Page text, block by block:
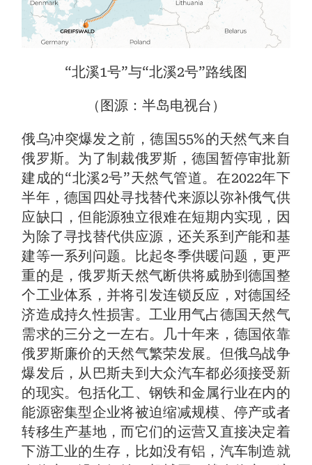
“北溪1号”与“北溪2号”路线图
（图源：半岛电视台）
俄乌冲突爆发之前，德国55%的天然气来自
俄罗斯。为了制裁俄罗斯，德国暂停审批新
建成的“北溪2号”天然气管道。在2022年下
半年，德国四处寻找替代来源以弥补俄气供
应缺口，但能源独立很难在短期内实现，因
为除了寻找替代供应源，还关系到产能和基
建等一系列问题。比起冬季供暖问题，更严
重的是，俄罗斯天然气断供将威胁到德国整
个工业体系，并将引发连锁反应，对德国经
济造成持久性损害。工业用气占德国天然气
需求的三分之一左右。几十年来，德国依靠
俄罗斯廉价的天然气繁荣发展。但俄乌战争
爆发后，从巴斯夫到大众汽车都必须接受新
的现实。包括化工、钢铁和金属行业在内的
能源密集型企业将被迫缩减规模、停产或者
转移生产基地，而它们的运营又直接决定着
下游工业的生存，比如没有铝，汽车制造就